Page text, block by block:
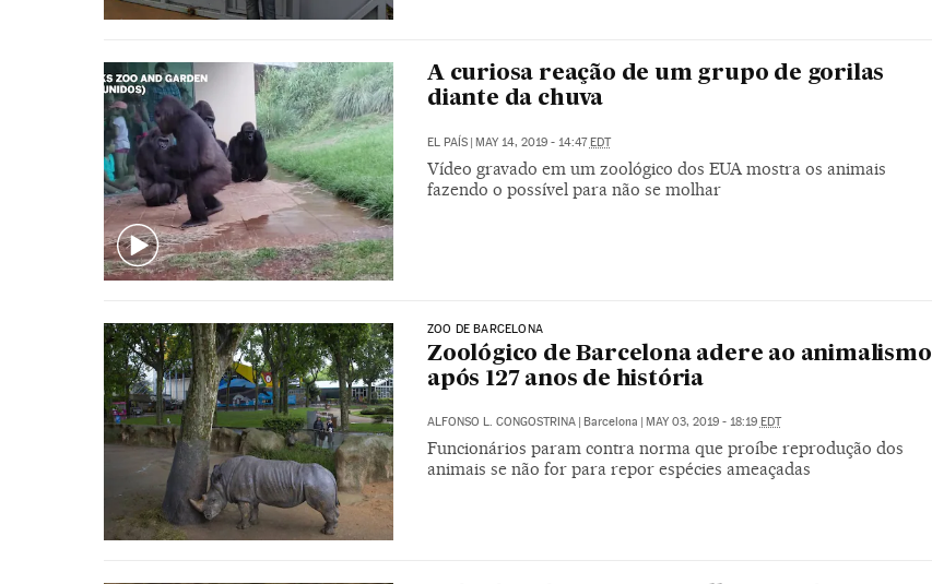
A curiosa reação de um grupo de gorilas
diante da chuva
EL PAÍS | MAY 14, 2019 - 14:47EDT
Vídeo gravado em um zoológico dos EUA mostra os animais
fazendo o possível para não se molhar
ZOO DE BARCELONA
Zoológico de Barcelona adere ao animalismo
após 127 anos de história
ALFONSO L. CONGOSTRINA | Barcelona | MAY 03, 2019 - 18:19 EDT
Funcionários param contra norma que proíbe reprodução dos
animais se não for para repor espécies ameaçadas